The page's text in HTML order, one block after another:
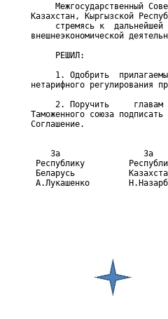
Межгосударственный
Казахстан, Кыргызской
стремясь к  дальнейшей
внешнеэкономической
     РЕШИЛ:
1. Одобрить
нетарифного регулирования
2. Поручить     главам
Таможенного союза
Соглашение.
За                 За
Республику
Беларусь
А.Лукашенко